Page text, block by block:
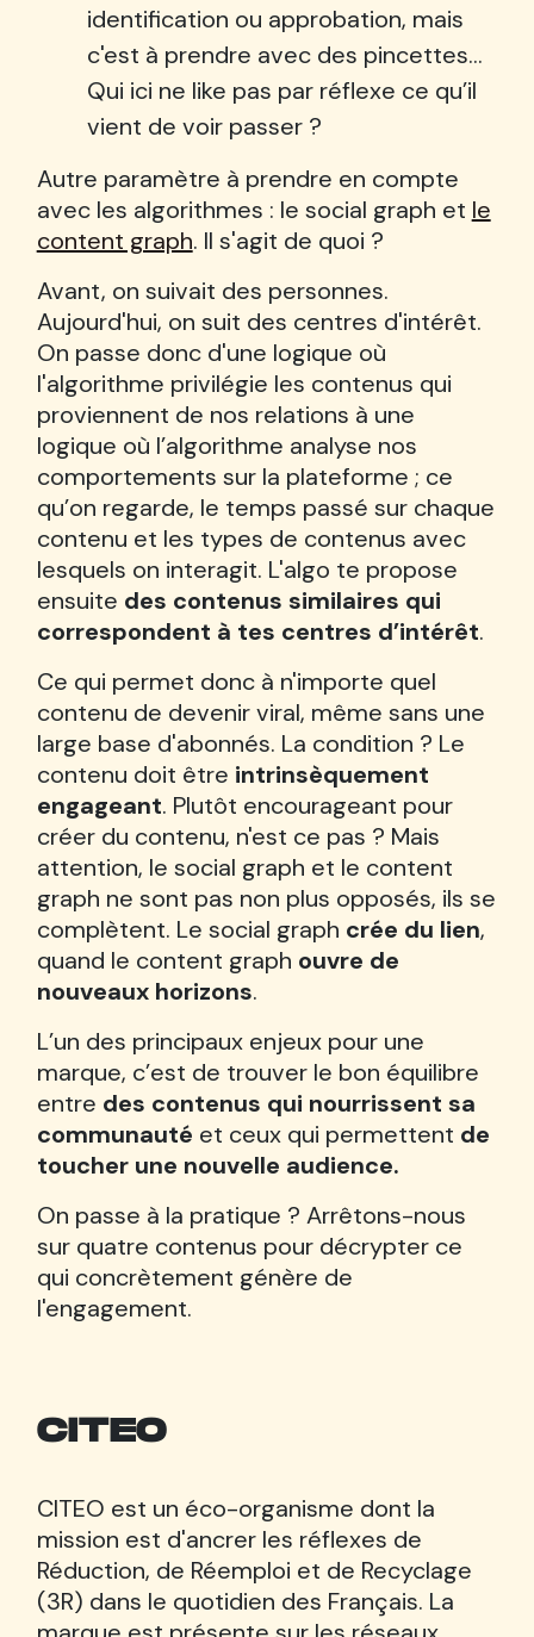
identification ou approbation, mais
c'est à prendre avec des pincettes…
Qui ici ne like pas par réflexe ce qu’il
vient de voir passer ?
Autre paramètre à prendre en compte
avec les algorithmes : le social graph et le
content graph. Il s'agit de quoi ?
Avant, on suivait des personnes.
Aujourd'hui, on suit des centres d'intérêt.
On passe donc d'une logique où
l'algorithme privilégie les contenus qui
proviennent de nos relations à une
logique où l’algorithme analyse nos
comportements sur la plateforme ; ce
qu’on regarde, le temps passé sur chaque
contenu et les types de contenus avec
lesquels on interagit. L'algo te propose
ensuite des contenus similaires qui
correspondent à tes centres d’intérêt.
Ce qui permet donc à n'importe quel
contenu de devenir viral, même sans une
large base d'abonnés. La condition ? Le
contenu doit être intrinsèquement
engageant. Plutôt encourageant pour
créer du contenu, n'est ce pas ? Mais
attention, le social graph et le content
graph ne sont pas non plus opposés, ils se
complètent. Le social graph crée du lien,
quand le content graph ouvre de
nouveaux horizons.
L’un des principaux enjeux pour une
marque, c’est de trouver le bon équilibre
entre des contenus qui nourrissent sa
communauté et ceux qui permettent de
toucher une nouvelle audience.
On passe à la pratique ? Arrêtons-nous
sur quatre contenus pour décrypter ce
qui concrètement génère de
l'engagement.
CITEO
CITEO est un éco-organisme dont la
mission est d'ancrer les réflexes de
Réduction, de Réemploi et de Recyclage
(3R) dans le quotidien des Français. La